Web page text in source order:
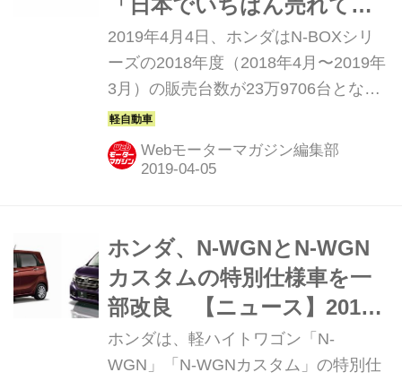
るクルマ」の座は渡さな
い！
2019年4月4日、ホンダはN-BOXシリ
ーズの2018年度（2018年4月〜2019年
3月）の販売台数が23万9706台とな
り、軽四輪車新車販売台数において4
年連続、さらに登録車を含む新車販売
台数ランキングにおいて2年連続で第1
Webモーターマガジン編集部
ホンダ、N-WGNとN-WGN
カスタムの特別仕様車を一
部改良 【ニュース】2017
年6月1日
ホンダは、軽ハイトワゴン「N-
WGN」「N-WGNカスタム」の特別仕